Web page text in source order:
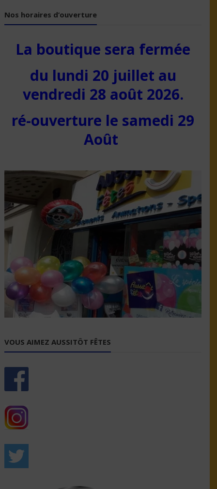
Nos horaires d’ouverture
La boutique sera fermée
du lundi 20 juillet au
vendredi 28 août 2026.
ré-ouverture le samedi 29
Août
VOUS AIMEZ AUSSITÔT FÊTES